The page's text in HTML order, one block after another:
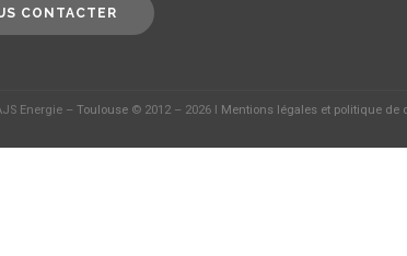
CONTACTER
Energie – Toulouse © 2012 – 2026 I Mentions légales et politique de